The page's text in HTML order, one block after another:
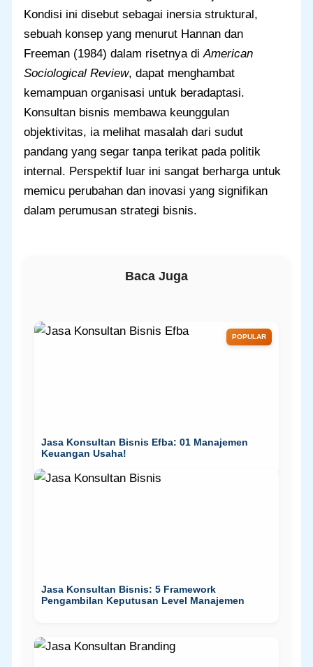
Kondisi ini disebut sebagai inersia struktural,
sebuah konsep yang menurut Hannan dan
Freeman (1984) dalam risetnya diAmerican
Sociological Review, dapat menghambat
kemampuan organisasi untuk beradaptasi.
Konsultan bisnis membawa keunggulan
objektivitas, ia melihat masalah dari sudut
pandang yang segar tanpa terikat pada politik
internal. Perspektif luar ini sangat berharga untuk
memicu perubahan dan inovasi yang signifikan
dalam perumusan strategi bisnis.
Baca Juga
POPULAR
Jasa Konsultan Bisnis Efba: 01 Manajemen
Keuangan Usaha!
Jasa Konsultan Bisnis: 5 Framework
Pengambilan Keputusan Level Manajemen